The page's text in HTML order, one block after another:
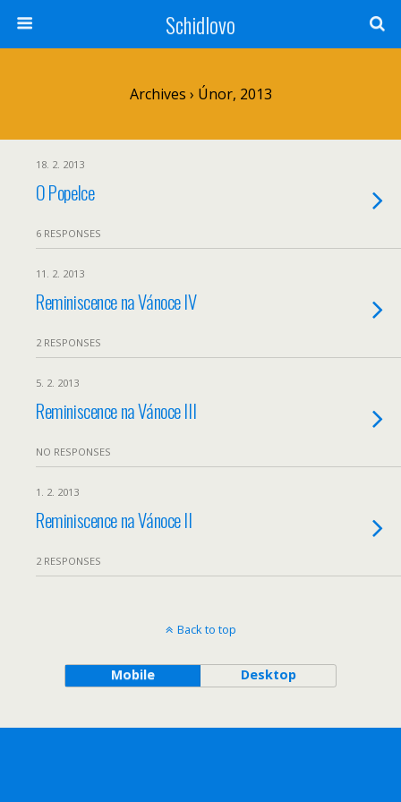
Schidlovo
Archives › Únor, 2013
18. 2. 2013
O Popelce
6 RESPONSES
11. 2. 2013
Reminiscence na Vánoce IV
2 RESPONSES
5. 2. 2013
Reminiscence na Vánoce III
NO RESPONSES
1. 2. 2013
Reminiscence na Vánoce II
2 RESPONSES
Back to top
Mobile Desktop